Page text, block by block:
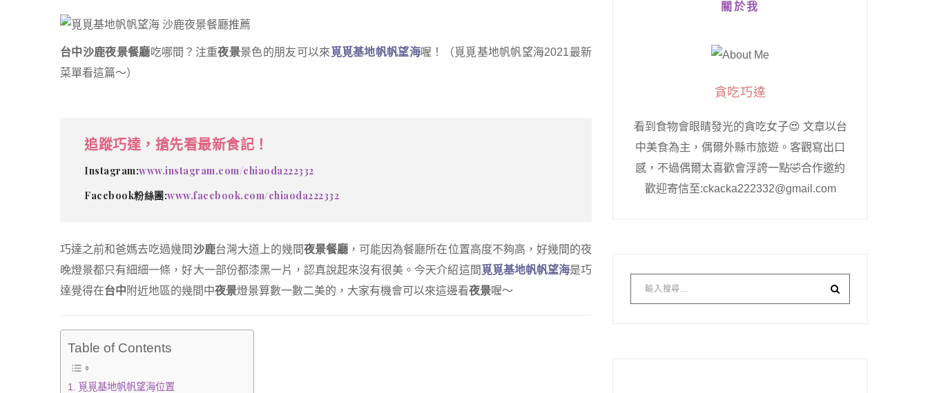
台中沙鹿夜景餐廳吃哪間？注重夜景景色的朋友可以來 覓覓基地帆帆望海喔！（覓覓基地帆帆望海2021最新
菜單看這篇～）
追蹤巧達，搶先看最新食記！
Instagram:www.instagram.com/chiaoda222332
Facebook粉絲團:www.facebook.com/chiaoda222332
巧達之前和爸媽去吃過幾間沙鹿台灣大道上的幾間夜景餐廳 ，可能因為餐廳所在位置高度不夠高，好幾間的夜
晚燈景都只有細細一條，好大一部份都漆黑一片，認真說起來沒有很美。今天介紹這間 覓覓基地帆帆望海是巧
達覺得在台中 附近地區的幾間中夜景燈景算數一數二美的，大家有機會可以來這邊看夜景喔～
Table of Contents
覓覓基地帆帆望海位置
關於我
貪吃巧達
看到食物會眼睛發光的貪吃女子😍 文章以台
中美食為主，偶爾外縣市旅遊。客觀寫出口
感，不過偶爾太喜歡會浮誇一點🤣合作邀約
歡迎寄信至:ckacka222332@gmail.com